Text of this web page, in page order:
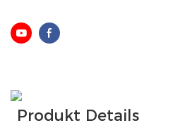
Produkt Details